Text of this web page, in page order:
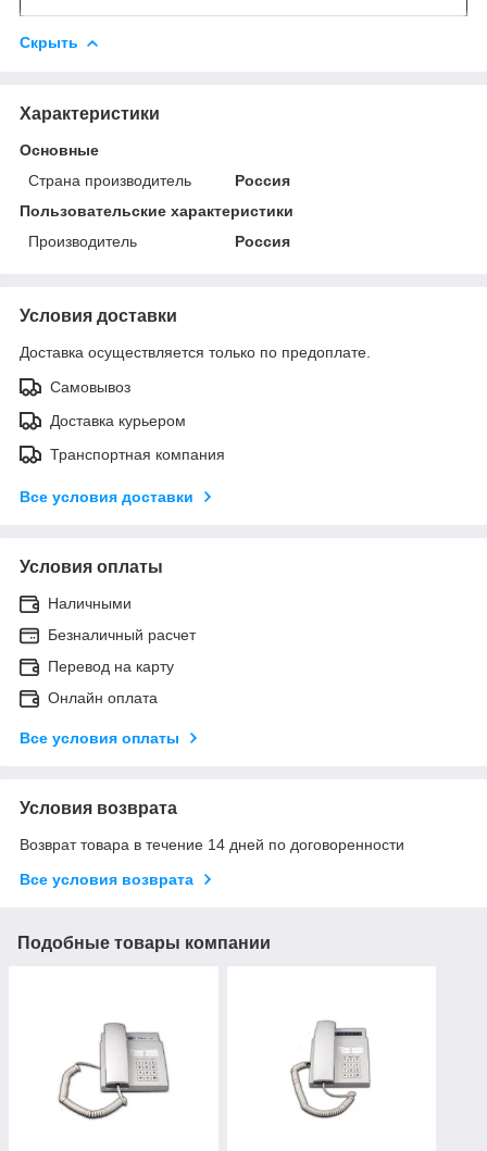
Скрыть
Характеристики
Основные
Страна производитель
Россия
Пользовательские характеристики
Производитель
Россия
Условия доставки
Доставка осуществляется только по предоплате.
Самовывоз
Доставка курьером
Транспортная компания
Все условия доставки
Условия оплаты
Наличными
Безналичный расчет
Перевод на карту
Онлайн оплата
Все условия оплаты
Условия возврата
Возврат товара в течение 14 дней по договоренности
Все условия возврата
Подобные товары компании